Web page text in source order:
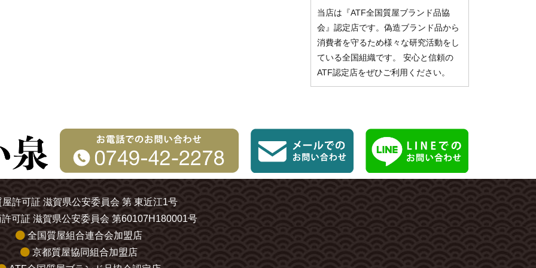
当店は『ATF全国質屋ブランド品協
会』認定店です。偽造ブランド品から
消費者を守るため様々な研究活動をし
ている全国組織です。 安心と信頼の
ATF認定店をぜひご利用ください。
屋許可証 滋賀県公安委員会 第 東近江1号
可証 滋賀県公安委員会 第60107H180001号
全国質屋組合連合会加盟店
京都質屋協同組合加盟店